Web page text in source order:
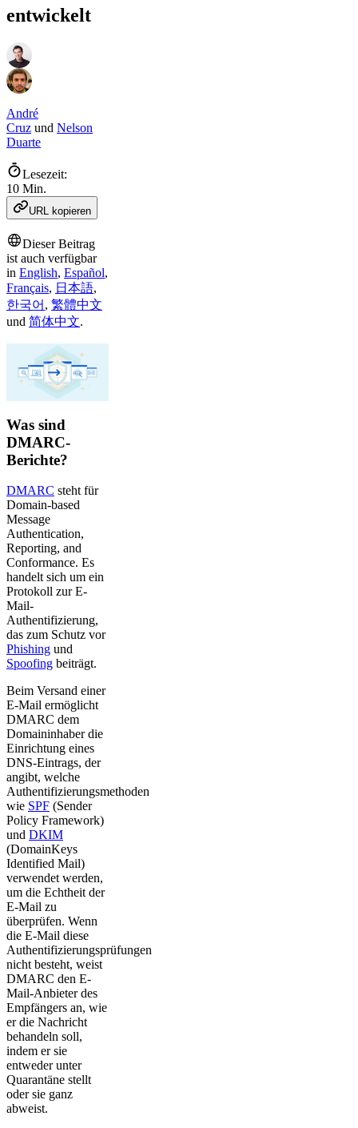
entwickelt
André
Cruz und Nelson
Duarte
Lesezeit:
10 Min.
URL kopieren
Dieser Beitrag
ist auch verfügbar
in English, Español,
Français, 日本語,
한국어 , 繁體中文
und 简体中文.
Was sind
DMARC-
Berichte?
DMARC steht für
Domain-based
Message
Authentication,
Reporting, and
Conformance. Es
handelt sich um ein
Protokoll zur E-
Mail-
Authentifizierung,
das zum Schutz vor
Phishing und
Spoofing beiträgt.
Beim Versand einer
E-Mail ermöglicht
DMARC dem
Domaininhaber die
Einrichtung eines
DNS-Eintrags, der
angibt, welche
Authentifizierungsmethoden
wie SPF (Sender
Policy Framework)
und DKIM
(DomainKeys
Identified Mail)
verwendet werden,
um die Echtheit der
E-Mail zu
überprüfen. Wenn
die E-Mail diese
Authentifizierungsprüfungen
nicht besteht, weist
DMARC den E-
Mail-Anbieter des
Empfängers an, wie
er die Nachricht
behandeln soll,
indem er sie
entweder unter
Quarantäne stellt
oder sie ganz
abweist.